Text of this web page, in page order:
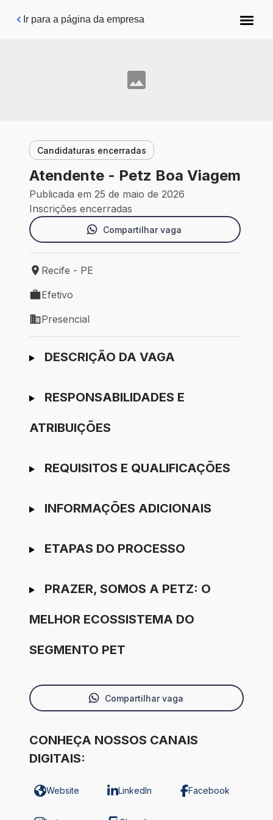
Pular para o conteúdo principal
Ir para a página da empresa
Candidaturas encerradas
Atendente - Petz Boa Viagem
Publicada em 25 de maio de 2026
Inscrições encerradas
Compartilhar vaga
Local de trabalho: Recife - PE
Recife - PE
Tipo de vaga: Efetivo
Efetivo
Modelo de trabalho: Presencial
Presencial
Ir para candidatura
DESCRIÇÃO DA VAGA
RESPONSABILIDADES E
ATRIBUIÇÕES
REQUISITOS E QUALIFICAÇÕES
INFORMAÇÕES ADICIONAIS
ETAPAS DO PROCESSO
PRAZER, SOMOS A PETZ: O
MELHOR ECOSSISTEMA DO
SEGMENTO PET
Compartilhar vaga
CONHEÇA NOSSOS CANAIS
DIGITAIS:
Website LinkedIn Facebook